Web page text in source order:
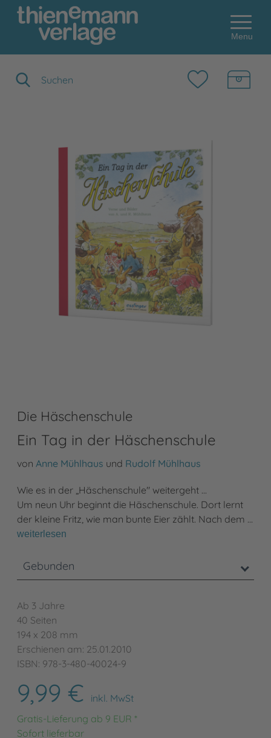
Menu
Die Häschenschule
Ein Tag in der Häschenschule
von Anne Mühlhaus und Rudolf Mühlhaus
Wie es in der „Häschenschule" weitergeht ...
Um neun Uhr beginnt die Häschenschule. Dort lernt
der kleine Fritz, wie man bunte Eier zählt. Nach dem …
weiterlesen
Gebunden
Ab 3 Jahre
40 Seiten
194 x 208 mm
Erschienen am: 25.01.2010
ISBN: 978-3-480-40024-9
9,99 €
inkl. MwSt
Gratis-Lieferung ab 9 EUR *
Sofort lieferbar